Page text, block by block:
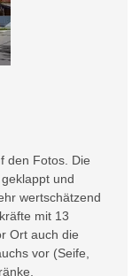
den Fotos. Die
und
wertschätzend
mit 13
Ort auch die
vor (Seife,